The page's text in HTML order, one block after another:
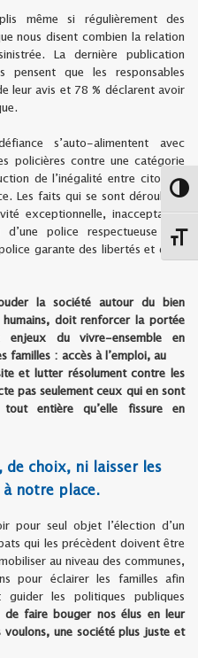
même si régulièrement des
nous disent combien la relation
La dernière publication
que les responsables
leur avis et 78 % déclarent avoir
s’auto-alimentent avec
policières contre une catégorie
de l’inégalité entre citoyens
Les faits qui se sont déroulés à
exceptionnelle, inacceptables
police respectueuse des
garante des libertés et de la
la société autour du bien
doit renforcer la portée
du vivre-ensemble en
familles : accès à l’emploi, au
et lutter résolument contre les
pas seulement ceux qui en sont
entière qu’elle fissure en
de choix, ni laisser les
notre place.
pour seul objet l’élection d’un
qui les précèdent doivent être
au niveau des communes,
pour éclairer les familles afin
les politiques publiques
de faire bouger nos élus en leur
une société plus juste et